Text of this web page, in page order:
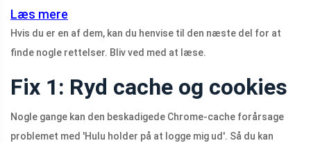
Læs mere
Hvis du er en af ​​dem, kan du henvise til den næste del for at
finde nogle rettelser. Bliv ved med at læse.
Fix 1: Ryd cache og cookies
Nogle gange kan den beskadigede Chrome-cache forårsage
problemet med 'Hulu holder på at logge mig ud'. Så du kan